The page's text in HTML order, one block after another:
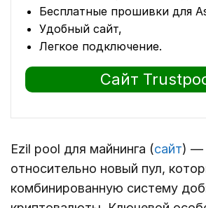
Бесплатные прошивки для
Удобный сайт,
Легкое подключение.
Сайт
Ezil pool для майнинга (сайт) —
относительно новый пул,
комбинированную систему